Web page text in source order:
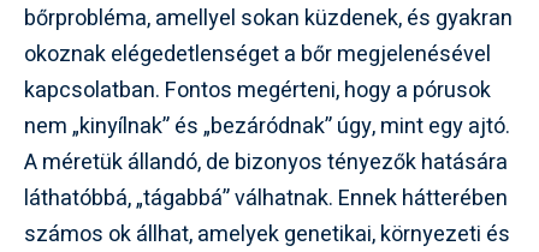
bőrprobléma, amellyel sokan küzdenek, és gyakran
okoznak elégedetlenséget a bőr megjelenésével
kapcsolatban. Fontos megérteni, hogy a pórusok
nem „kinyílnak” és „bezáródnak” úgy, mint egy ajtó.
A méretük állandó, de bizonyos tényezők hatására
láthatóbbá, „tágabbá” válhatnak. Ennek hátterében
számos ok állhat, amelyek genetikai, környezeti és